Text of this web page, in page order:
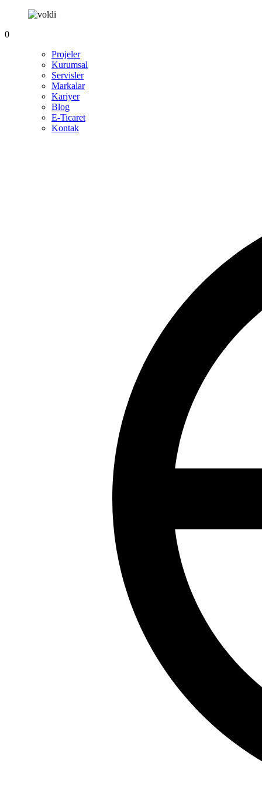
0
Projeler
Kurumsal
Servisler
Markalar
Kariyer
Blog
E-Ticaret
Kontak